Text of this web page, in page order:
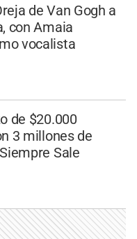
de Van Gogh a
con Amaia
vocalista
de $20.000
3 millones de
Sale